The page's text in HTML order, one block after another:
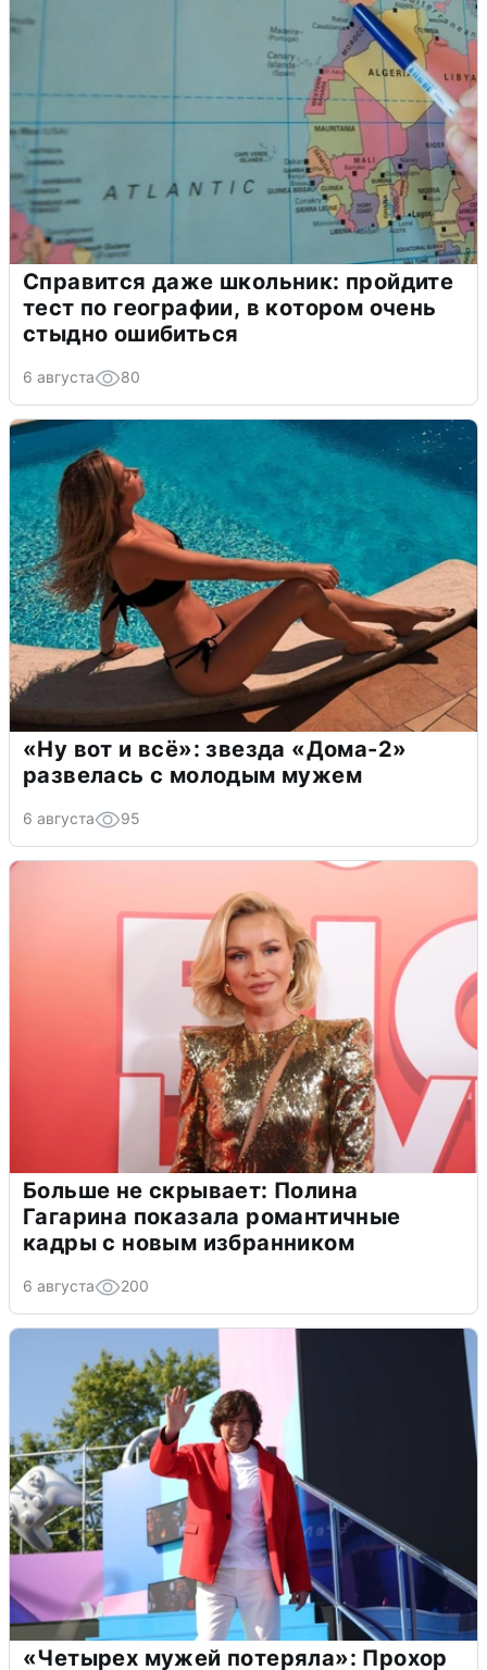
Справится даже школьник: пройдите
тест по географии, в котором очень
стыдно ошибиться
6 августа 80
«Ну вот и всё»: звезда «Дома-2»
развелась с молодым мужем
6 августа 95
Больше не скрывает: Полина
Гагарина показала романтичные
кадры с новым избранником
6 августа 200
«Четырех мужей потеряла»: Прохор